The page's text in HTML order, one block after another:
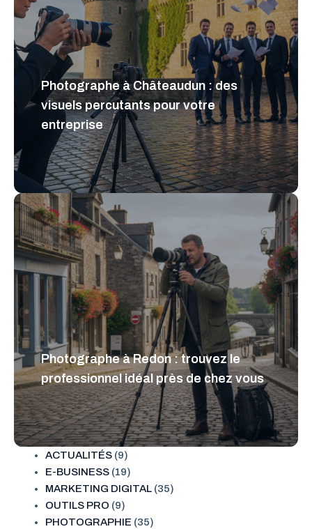
Photographe à Châteaudun : des
visuels percutants pour votre
entreprise
Photographe à Redon : trouvez le
professionnel idéal près de chez vous
ACTUALITÉS (9)
E-BUSINESS (19)
MARKETING DIGITAL (35)
OUTILS PRO (9)
PHOTOGRAPHIE (35)